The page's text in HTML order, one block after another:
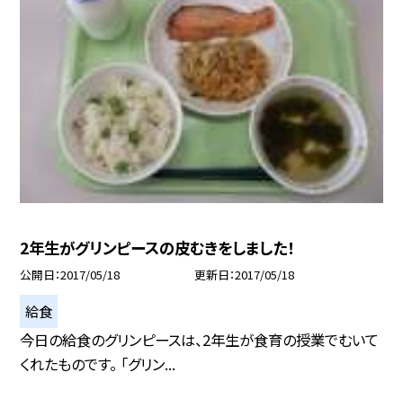
2年生がグリンピースの皮むきをしました！
公開日 2017/05/18 更新日 2017/05/18
給食
今日の給食のグリンピースは、2年生が食育の授業でむいて
くれたものです。 「グリン...